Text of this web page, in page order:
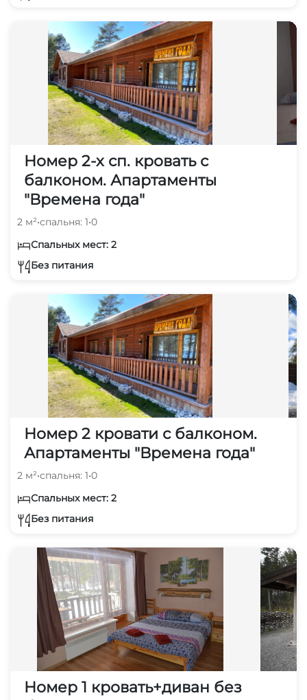
Номер 2-х сп. кровать с
балконом. Апартаменты
"Времена года"
2 м²•спальня: 1•0
Спальных мест: 2
Без питания
Номер 2 кровати с балконом.
Апартаменты "Времена года"
2 м²•спальня: 1•0
Спальных мест: 2
Без питания
Номер 1 кровать+диван без